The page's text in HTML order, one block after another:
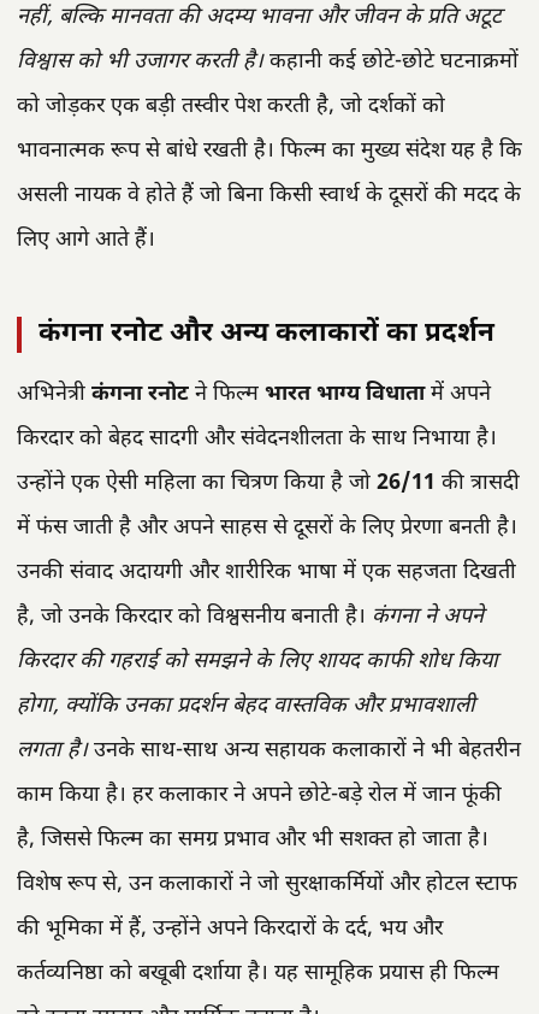
नहीं, बल्कि मानवता की अदम्य भावना और जीवन के प्रति अटूट
विश्वास को भी उजागर करती है।कहानी कई छोटे-छोटे घटनाक्रमों
को जोड़कर एक बड़ी तस्वीर पेश करती है, जो दर्शकों को
भावनात्मक रूप से बांधे रखती है। फिल्म का मुख्य संदेश यह है कि
असली नायक वे होते हैं जो बिना किसी स्वार्थ के दूसरों की मदद के
लिए आगे आते हैं।
कंगना रनोट और अन्य कलाकारों का प्रदर्शन
अभिनेत्री कंगना रनोट ने फिल्म भारत भाग्य विधातामें अपने
किरदार को बेहद सादगी और संवेदनशीलता के साथ निभाया है।
उन्होंने एक ऐसी महिला का चित्रण किया है जो 26/11 की त्रासदी
में फंस जाती है और अपने साहस से दूसरों के लिए प्रेरणा बनती है।
उनकी संवाद अदायगी और शारीरिक भाषा में एक सहजता दिखती
है, जो उनके किरदार को विश्वसनीय बनाती है। कंगना ने अपने
किरदार की गहराई को समझने के लिए शायद काफी शोध किया
होगा, क्योंकि उनका प्रदर्शन बेहद वास्तविक और प्रभावशाली
लगता है।उनके साथ-साथ अन्य सहायक कलाकारों ने भी बेहतरीन
काम किया है। हर कलाकार ने अपने छोटे-बड़े रोल में जान फूंकी
है, जिससे फिल्म का समग्र प्रभाव और भी सशक्त हो जाता है।
विशेष रूप से, उन कलाकारों ने जो सुरक्षाकर्मियों और होटल स्टाफ
की भूमिका में हैं, उन्होंने अपने किरदारों के दर्द, भय और
कर्तव्यनिष्ठा को बखूबी दर्शाया है। यह सामूहिक प्रयास ही फिल्म